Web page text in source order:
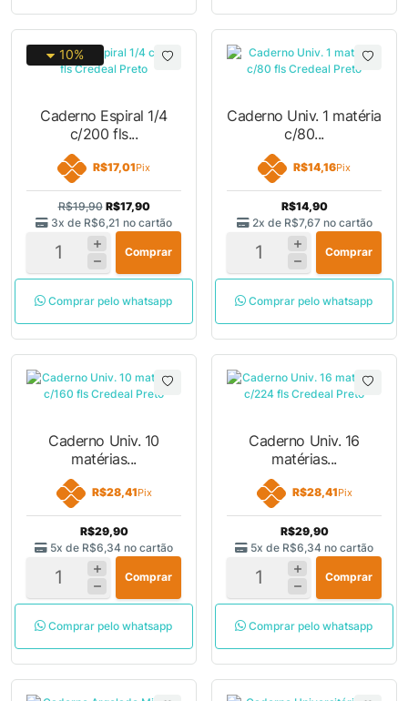
10%
Caderno Espiral 1/4
c/200 fls...
R$17,01Pix
R$19,90 R$17,90
3x de R$6,21 no cartão
Comprar
Comprar pelo whatsapp
Caderno Univ. 1 matéria
c/80...
R$14,16Pix
R$14,90
2x de R$7,67 no cartão
Comprar
Comprar pelo whatsapp
Caderno Univ. 10
matérias...
R$28,41Pix
R$29,90
5x de R$6,34 no cartão
Comprar
Comprar pelo whatsapp
Caderno Univ. 16
matérias...
R$28,41Pix
R$29,90
5x de R$6,34 no cartão
Comprar
Comprar pelo whatsapp